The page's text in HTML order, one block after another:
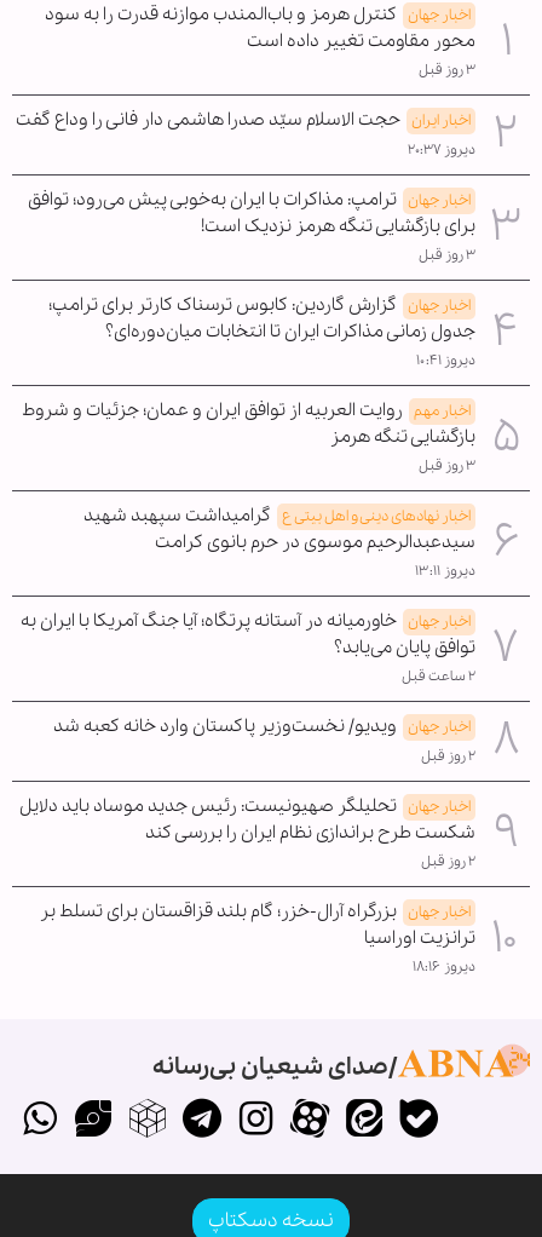
اخبار جهان کنترل هرمز و باب‌المندب موازنه قدرت را به سود
محور مقاومت تغییر داده است
۳ روز قبل
اخبار ایران حجت الاسلام سیّد صدرا هاشمی دار فانی را وداع گفت
دیروز ۲۰:۳۷
اخبار جهان ترامپ: مذاکرات با ایران به‌خوبی پیش می‌رود؛ توافق
برای بازگشایی تنگه هرمز نزدیک است!
۳ روز قبل
اخبار جهان گزارش گاردین: کابوس ترسناک کارتر برای ترامپ؛
جدول زمانی مذاکرات ایران تا انتخابات میان‌دوره‌ای؟
دیروز ۱۰:۴۱
اخبار مهم روایت العربیه از توافق ایران و عمان؛ جزئیات و شروط
بازگشایی تنگه هرمز
۳ روز قبل
اخبار نهادهای دینی و اهل بیتی ع گرامیداشت سپهبد شهید
سیدعبدالرحیم موسوی در حرم بانوی کرامت
دیروز ۱۳:۱۱
اخبار جهان خاورمیانه در آستانه پرتگاه؛ آیا جنگ آمریکا با ایران به
توافق پایان می‌یابد؟
۲ ساعت قبل
اخبار جهان ویدیو/ نخست‌وزیر پاکستان وارد خانه کعبه شد
۲ روز قبل
اخبار جهان تحلیلگر صهیونیست: رئیس جدید موساد باید دلایل
شکست طرح براندازی نظام ایران را بررسی کند
۲ روز قبل
اخبار جهان بزرگراه آرال-خزر؛ گام بلند قزاقستان برای تسلط بر
ترانزیت اوراسیا
دیروز ۱۸:۱۶
صدای شیعیان بی‌رسانه
نسخه دسکتاپ